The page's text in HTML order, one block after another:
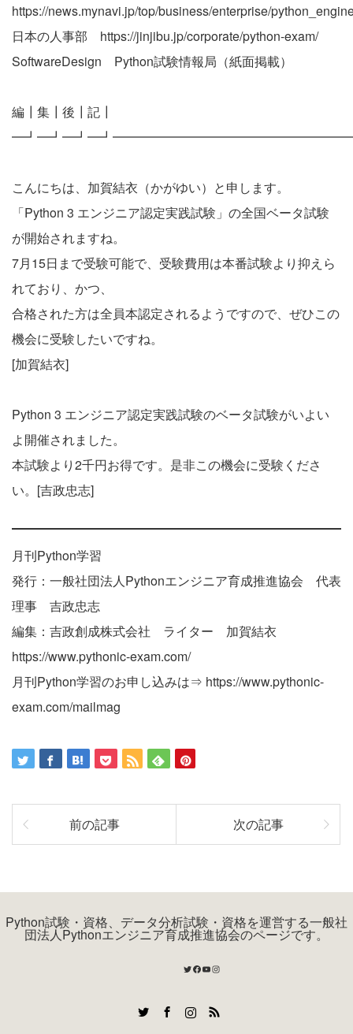
https://news.mynavi.jp/top/business/enterprise/
日本の人事部 https://jinjibu.jp/corporate/python-exam/
SoftwareDesign Python試験情報局（紙面掲載）
編┃集┃後┃記┃
こんにちは、加賀結衣（かがゆい）と申します。
「Python 3 エンジニア認定実践試験」の全国ベータ試験
が開始されますね。
7月15日まで受験可能で、受験費用は本番試験より抑えら
れており、かつ、
合格された方は全員本認定されるようですので、ぜひこの
機会に受験したいですね。
[加賀結衣]
Python 3 エンジニア認定実践試験のベータ試験がいよい
よ開催されました。
本試験より2千円お得です。是非この機会に受験くださ
い。[吉政忠志]
月刊Python学習
発行：一般社団法人Pythonエンジニア育成推進協会 代表
理事 吉政忠志
編集：吉政創成株式会社 ライター 加賀結衣
https://www.pythonic-exam.com/
月刊Python学習のお申し込みは⇒ https://www.pythonic-
exam.com/mailmag
前の記事 次の記事
Python試験・資格、データ分析試験・資格を運営する一般社
団法人Pythonエンジニア育成推進協会のページです。
Twitter
Facebook
YouTube
Instagram
RSS